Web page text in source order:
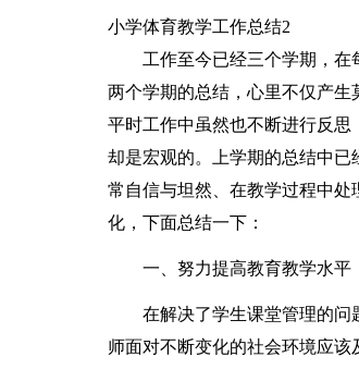
小学体育教学工作总结2
工作至今已经三个学期，
两个学期的总结，心里不仅产
平时工作中虽然也不断进行反思
却是宏观的。上学期的总结中
常自信与坦然、在教学过程中
化，下面总结一下：
一、努力提高教育教学水平
在解决了学生课堂管理的问
师面对不断变化的社会环境应